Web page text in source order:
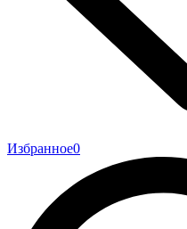
Избранное0